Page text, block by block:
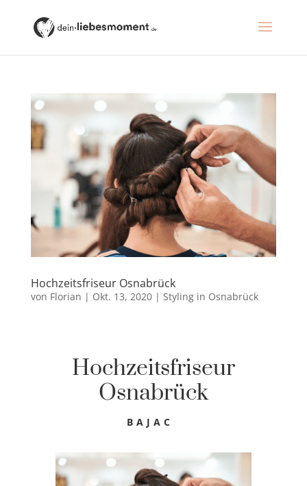
Hochzeitsfriseur Osnabrück
von Florian | Okt. 13, 2020| Styling in Osnabrück
Hochzeitsfriseur
Osnabrück
BAJAC